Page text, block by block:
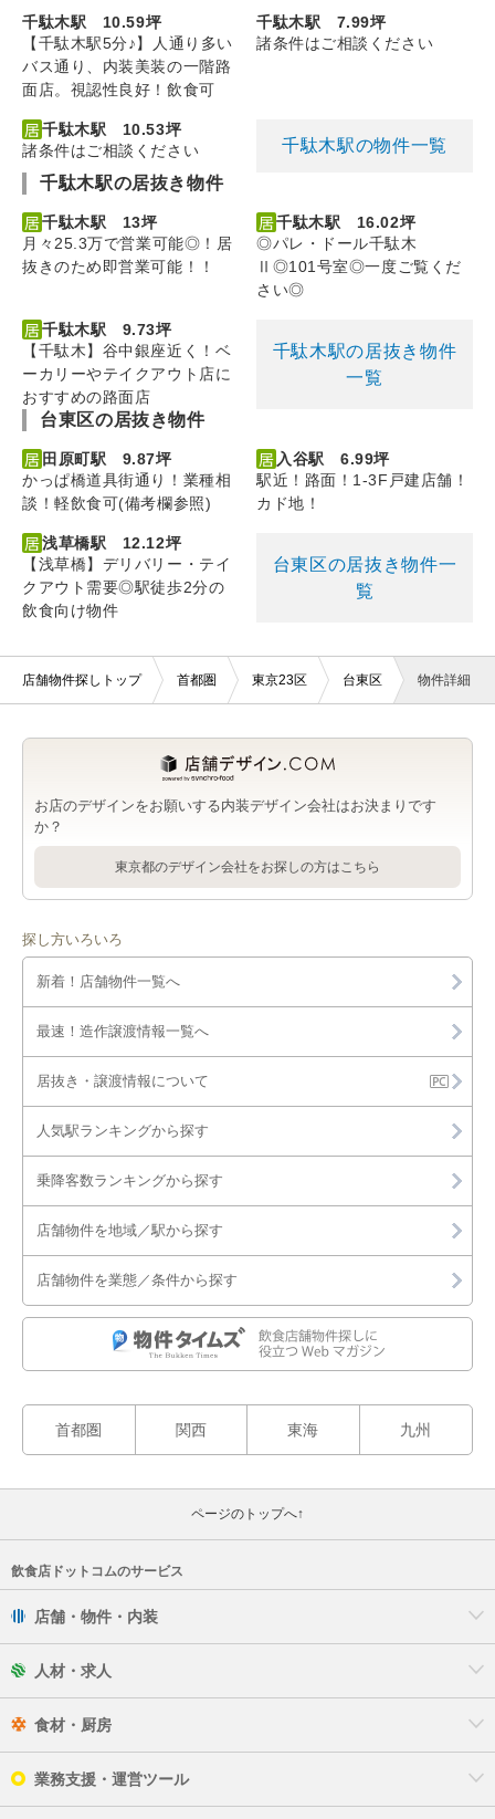
千駄木駅 10.59坪
【千駄木駅5分♪】人通り多い
バス通り、内装美装の一階路
面店。視認性良好！飲食可
千駄木駅 7.99坪
諸条件はご相談ください
千駄木駅 10.53坪
諸条件はご相談ください
千駄木駅の物件一覧
千駄木駅の居抜き物件
千駄木駅 13坪
月々25.3万で営業可能◎！居
抜きのため即営業可能！！
千駄木駅 16.02坪
◎パレ・ドール千駄木
Ⅱ◎101号室◎一度ご覧くだ
さい◎
千駄木駅 9.73坪
【千駄木】谷中銀座近く！ベ
ーカリーやテイクアウト店に
おすすめの路面店
千駄木駅の居抜き物件
一覧
台東区の居抜き物件
田原町駅 9.87坪
かっぱ橋道具街通り！業種相
談！軽飲食可(備考欄参照)
入谷駅 6.99坪
駅近！路面！1-3F戸建店舗！
カド地！
浅草橋駅 12.12坪
【浅草橋】デリバリー・テイ
クアウト需要◎駅徒歩2分の
飲食向け物件
台東区の居抜き物件一
覧
店舗物件探しトップ 首都圏 東京23区 台東区 物件詳細
お店のデザインをお願いする内装デザイン会社はお決まりです
か？
東京都のデザイン会社をお探しの方はこちら
探し方いろいろ
新着！店舗物件一覧へ
最速！造作譲渡情報一覧へ
居抜き・譲渡情報について
人気駅ランキングから探す
乗降客数ランキングから探す
店舗物件を地域／駅から探す
店舗物件を業態／条件から探す
首都圏 関西 東海 九州
ページのトップへ↑
飲食店ドットコムのサービス
店舗・物件・内装
人材・求人
食材・厨房
業務支援・運営ツール